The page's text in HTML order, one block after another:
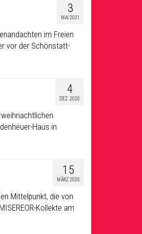
3
MAI 2021
im Freien
vor der Schönstatt-
4
DEZ. 2020
Haus in
15
MÄRZ 2020
Mittelpunkt, die von
Kollekte am